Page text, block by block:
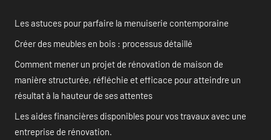
Les astuces pour parfaire la menuiserie contemporaine
Créer des meubles en bois : processus détaillé
Comment mener un projet de rénovation de maison de
manière structurée, réfléchie et efficace pour atteindre un
résultat à la hauteur de ses attentes
Les aides financières disponibles pour vos travaux avec une
entreprise de rénovation.